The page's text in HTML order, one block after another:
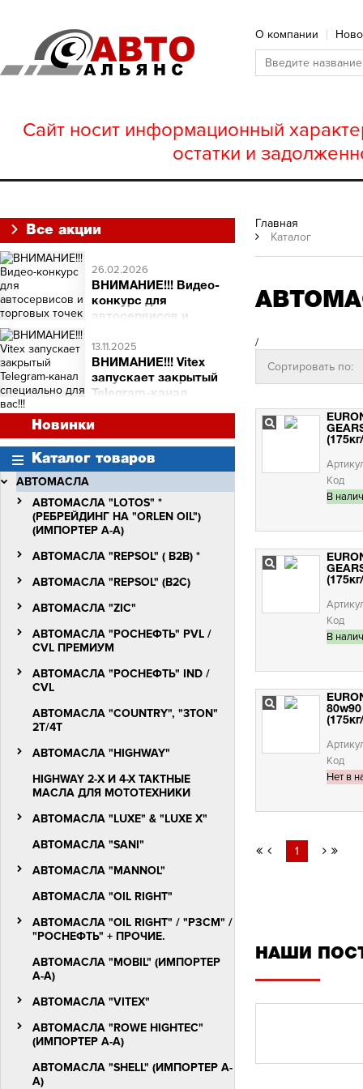
О компании
Сайт носит информационный
остатки и
Все акции
26.02.2026
ВНИМАНИЕ!!! Видео-
конкурс для
автосервисов и
ВНИМАНИЕ!!! Видео-
конкурс для автосервисов
и торговых точек
Сними видео с Vitex -
Quantum Molibden
13.11.2025
ВНИМАНИЕ!!! Vitex
запускает закрытый
Telegram-канал
ВНИМАНИЕ!!!
Telegram-канал
специально для вас!!!
Новинки
Каталог товаров
АВТОМАСЛА
АВТОМАСЛА "LOTOS" *
(РЕБРЕЙДИНГ НА "ORLEN OIL")
(ИМПОРТЕР А-А)
АВТОМАСЛА "REPSOL" ( B2B) *
АВТОМАСЛА "REPSOL" (B2C)
АВТОМАСЛА "ZIC"
АВТОМАСЛА "РОСНЕФТЬ" PVL /
СVL ПРЕМИУМ
АВТОМАСЛА "РОСНЕФТЬ" IND /
CVL
АВТОМАСЛА "COUNTRY", "3TON"
2T/4Т
АВТОМАСЛА "HIGHWAY"
HIGHWAY 2-Х И 4-Х ТАКТНЫЕ
МАСЛА ДЛЯ МОТОТЕХНИКИ
АВТОМАСЛА "LUXЕ" & "LUXE X"
АВТОМАСЛА "SANI"
АВТОМАСЛА "MANNOL"
АВТОМАСЛА "OIL RIGHT"
АВТОМАСЛА "OIL RIGHT" / "РЗСМ" /
"РОСНЕФТЬ" + ПРОЧИЕ.
АВТОМАСЛА "MOBIL" (ИМПОРТЕР
А-А)
АВТОМАСЛА "VITEX"
АВТОМАСЛА "ROWE HIGHTEC"
(ИМПОРТЕР А-А)
АВТОМАСЛА "SHELL" (ИМПОРТЕР А-
А)
Главная
Каталог
/
Сортировать по:
Код
В
Код
В
Код
Нет в
1
НАШИ